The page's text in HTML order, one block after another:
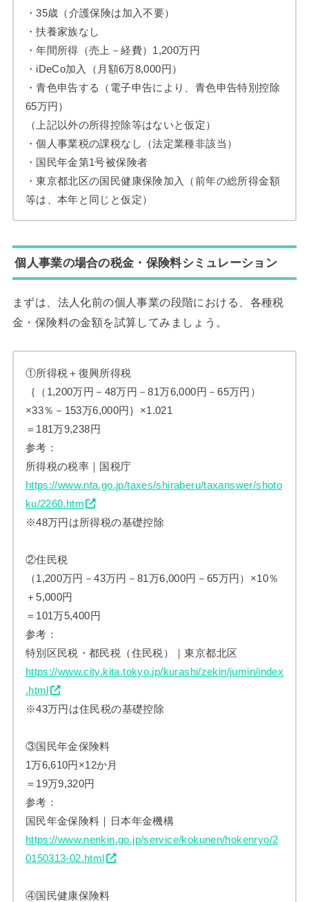
・35歳（介護保険は加入不要）
・扶養家族なし
・年間所得（売上－経費）1,200万円
・iDeCo加入（月額6万8,000円）
・青色申告する（電子申告により、青色申告特別控除
65万円）
（上記以外の所得控除等はないと仮定）
・個人事業税の課税なし（法定業種非該当）
・国民年金第1号被保険者
・東京都北区の国民健康保険加入（前年の総所得金額
等は、本年と同じと仮定）
個人事業の場合の税金・保険料シミュレーション
まずは、法人化前の個人事業の段階における、各種税
金・保険料の金額を試算してみましょう。
①所得税＋復興所得税
｛（1,200万円－48万円－81万6,000円－65万円）
×33％－153万6,000円｝×1.021
＝181万9,238円
参考：
所得税の税率｜国税庁
https://www.nta.go.jp/taxes/shiraberu/taxanswer/shoto
ku/2260.htm
※48万円は所得税の基礎控除
②住民税
（1,200万円－43万円－81万6,000円－65万円）×10％
＋5,000円
＝101万5,400円
参考：
特別区民税・都民税（住民税）｜東京都北区
https://www.city.kita.tokyo.jp/kurashi/zekin/jumin/index
.html
※43万円は住民税の基礎控除
③国民年金保険料
1万6,610円×12か月
＝19万9,320円
参考：
国民年金保険料｜日本年金機構
https://www.nenkin.go.jp/service/kokunen/hokenryo/2
0150313-02.html
④国民健康保険料